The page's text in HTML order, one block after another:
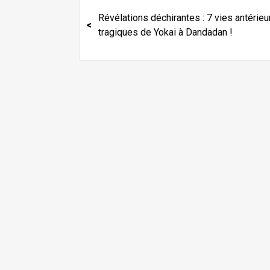
Révélations déchirantes : 7 vies
tragiques de Yokai à Dandadan !